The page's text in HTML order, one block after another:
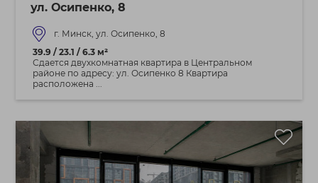
ул. Осипенко, 8
г. Минск, ул. Осипенко, 8
39.9 / 23.1 / 6.3 м²
Сдается двухкомнатная квартира в Центральном
районе по адресу: ул. Осипенко 8 Квартира
расположена ...